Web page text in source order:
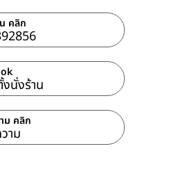
คลิก
นั่งร้าน
ม คลิก
าม